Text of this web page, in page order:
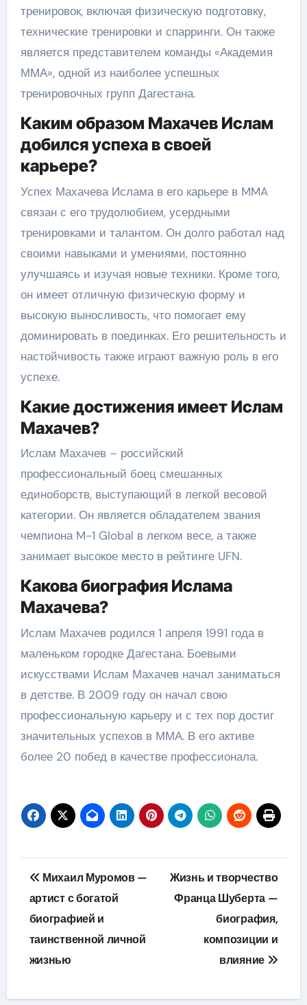
тренировок, включая физическую подготовку,
технические тренировки и спарринги. Он также
является представителем команды «Академия
ММА», одной из наиболее успешных
тренировочных групп Дагестана.
Каким образом Махачев Ислам
добился успеха в своей
карьере?
Успех Махачева Ислама в его карьере в MMA
связан с его трудолюбием, усердными
тренировками и талантом. Он долго работал над
своими навыками и умениями, постоянно
улучшаясь и изучая новые техники. Кроме того,
он имеет отличную физическую форму и
высокую выносливость, что помогает ему
доминировать в поединках. Его решительность и
настойчивость также играют важную роль в его
успехе.
Какие достижения имеет Ислам
Махачев?
Ислам Махачев – российский
профессиональный боец смешанных
единоборств, выступающий в легкой весовой
категории. Он является обладателем звания
чемпиона M-1 Global в легком весе, а также
занимает высокое место в рейтинге UFN.
Какова биография Ислама
Махачева?
Ислам Махачев родился 1 апреля 1991 года в
маленьком городке Дагестана. Боевыми
искусствами Ислам Махачев начал заниматься
в детстве. В 2009 году он начал свою
профессиональную карьеру и с тех пор достиг
значительных успехов в ММА. В его активе
более 20 побед в качестве профессионала.
Навигация
по
записям
Михаил Муромов —
артист с богатой
биографией и
таинственной личной
жизнью
Жизнь и творчество
Франца Шуберта —
биография,
композиции и
влияние